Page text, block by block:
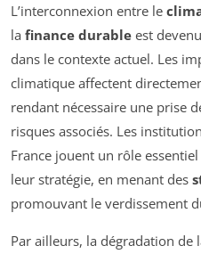
L’interconnexion entre le
la finance durable est
dans le contexte actuel. Les
climatique affectent
rendant nécessaire une prise
risques associés. Les
France jouent un rôle
leur stratégie, en menant des
promouvant le verdissement
Par ailleurs, la dégradation de